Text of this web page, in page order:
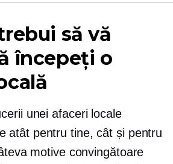
să vă
începeți o
unei afaceri locale
atât pentru tine, cât și pentru
motive convingătoare